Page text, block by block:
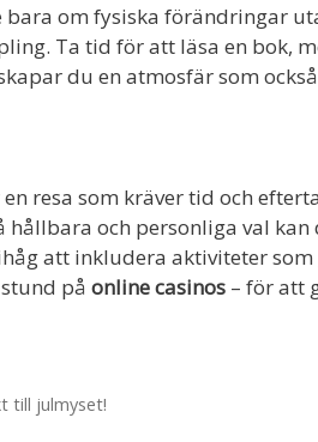
om fysiska förändringar
Ta tid för att läsa en bok,
du en atmosfär som
resa som kräver tid och
och personliga val kan
att inkludera aktiviteter
på online casinos – för att
till julmyset!